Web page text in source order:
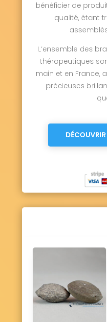
bénéficier de
qualité, étant
L’ensemble des
thérapeutiques
main et en France,
précieuses